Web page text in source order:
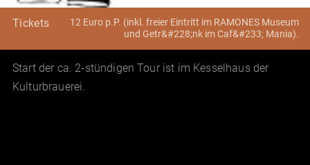
Tickets
12 Euro p.P. (inkl. freier Eintritt im RAMONES Museum
und Getr&#228;nk im Caf&#233; Mania).
Start der ca. 2-stündigen Tour ist im Kesselhaus der
Kulturbrauerei.